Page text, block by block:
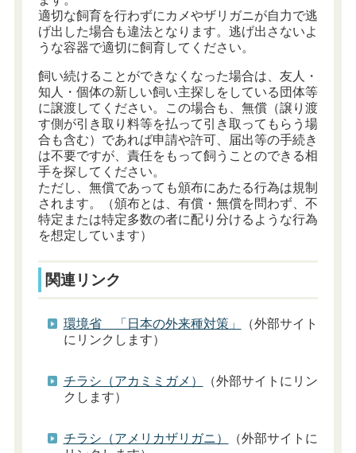
適切な飼育を行わずにカメやザリガニが自力で逃
げ出した場合も違法となります。逃げ出さないよ
うな容器で適切に飼育してください。
飼い続けることができなくなった場合は、友人・
知人・個体の新しい飼い主探しをしている団体等
に譲渡してください。この場合も、無償（譲り渡
す側が引き取り料等を払って引き取ってもらう場
合も含む）であれば申請や許可、届出等の手続き
は不要ですが、責任をもって飼うことのできる相
手を探してください。
ただし、無償であっても頒布にあたる行為は規制
されます。（頒布とは、有償・無償を問わず、不
特定または特定多数の者に配り分けるような行為
を想定しています）
関連リンク
環境省 「日本の外来種対策」
（外部サイト
にリンクします）
チラシ（アカミミガメ）
（外部サイトにリン
クします）
チラシ（アメリカザリガニ）
（外部サイトに